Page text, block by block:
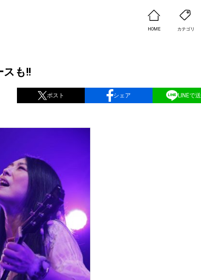
HOME カテゴリ
スも!!
ポスト シェア LINEで